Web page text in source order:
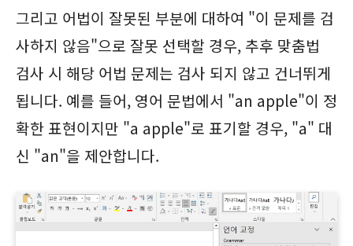
그리고 어법이 잘못된 부분에 대하여 "이 문제를 검
사하지 않음"으로 잘못 선택할 경우, 추후 맞춤법
검사 시 해당 어법 문제는 검사 되지 않고 건너뛰게
됩니다. 예를 들어, 영어 문법에서 "an apple"이 정
확한 표현이지만 "a apple"로 표기할 경우, "a" 대
신 "an"을 제안합니다.